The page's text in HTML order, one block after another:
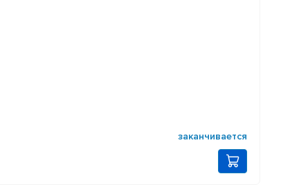
заканчивается